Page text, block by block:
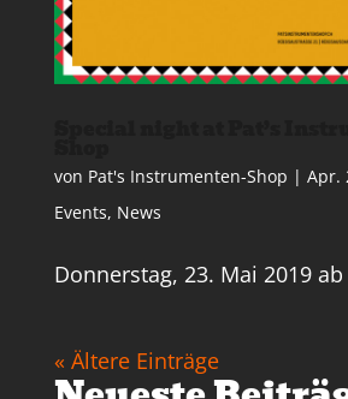
von Pat's Instrumenten-Shop | Apr.
Events, News
Donnerstag, 23. Mai 2019 ab
« Ältere Einträge